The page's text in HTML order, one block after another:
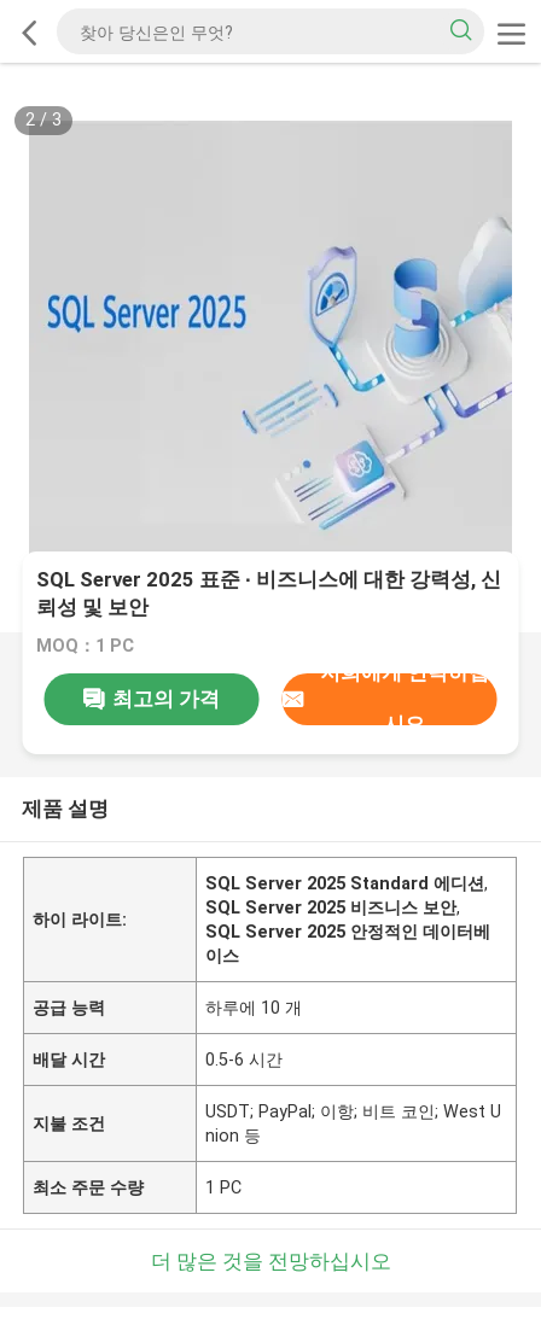
2/3
SQL Server 2025 표준 ∙ 비즈니스에 대한 강력성, 신
뢰성 및 보안
MOQ：1 PC
최고의 가격
저희에게 연락하십
시오
제품 설명
하이 라이트:
SQL Server 2025 Standard 에디션,
SQL Server 2025 비즈니스 보안,
SQL Server 2025 안정적인 데이터베
이스
공급 능력 하루에 10 개
배달 시간 0.5-6 시간
지불 조건
USDT; PayPal; 이항; 비트 코인; West U
nion 등
최소 주문 수량 1 PC
더 많은 것을 전망하십시오